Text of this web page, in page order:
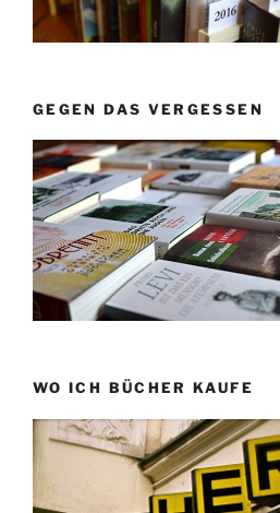
GEGEN DAS VERGESSEN
WO ICH BÜCHER KAUFE